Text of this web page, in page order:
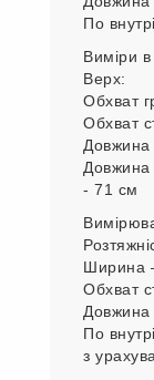
Обхват
Обхват
Довжина
Довжина
Ширина
Обхват
По
Виміри
Верх:
Обхват
Обхват
Довжина
Довжина